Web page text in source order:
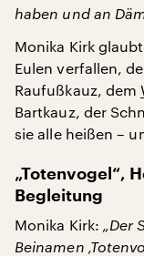
haben und an
Monika Kirk
Eulen verfallen,
Raufußkauz, dem
Bartkauz, der
sie alle heißen –
„Totenvogel“,
Begleitung
Monika Kirk: „Der
Beinamen